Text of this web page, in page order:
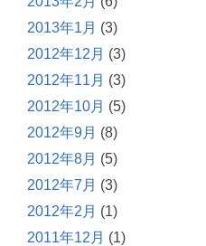
2013年1月 (3)
2012年12月 (3)
2012年11月 (3)
2012年10月 (5)
2012年9月 (8)
2012年8月 (5)
2012年7月 (3)
2012年2月 (1)
2011年12月 (1)